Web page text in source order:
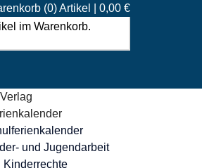
(0) Artikel | 0,00 €
im Warenkorb.
und Jugendarbeit
Kinderrechte